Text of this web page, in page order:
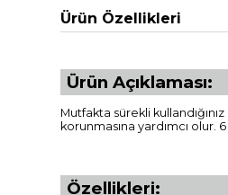
Ürün Özellikleri
Ürün Açıklaması:
Mutfakta sürekli
korunmasına yardımcı olur.
Özellikleri: